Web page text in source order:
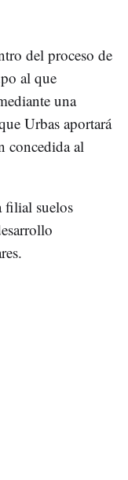
del proceso de
al que
una
Urbas aportará
concedida al
filial suelos